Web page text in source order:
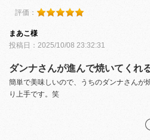
評価：
まあこ様
投稿日：2025/10/08 23:32:31
ダンナさんが進んで焼いてくれ
簡単で美味しいので、うちのダンナさんが
り上手です。笑